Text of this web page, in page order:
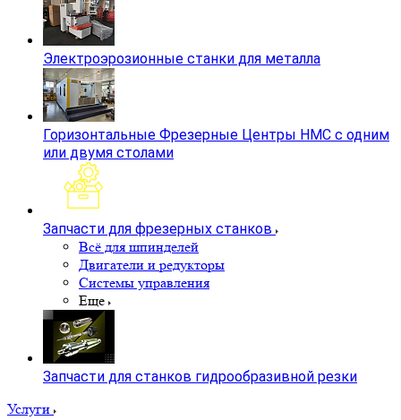
Электроэрозионные станки для металла
Горизонтальные Фрезерные Центры HMC с одним
или двумя столами
Запчасти для фрезерных станков
Всё для шпинделей
Двигатели и редукторы
Системы управления
Еще
Запчасти для станков гидрообразивной резки
Услуги